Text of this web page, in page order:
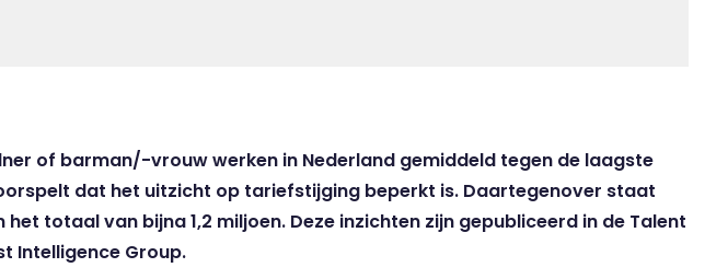
of barman/-vrouw werken in Nederland gemiddeld tegen de laagste
dat het uitzicht op tariefstijging beperkt is. Daartegenover staat
totaal van bijna 1,2 miljoen. Deze inzichten zijn gepubliceerd in de Talent
Intelligence Group.